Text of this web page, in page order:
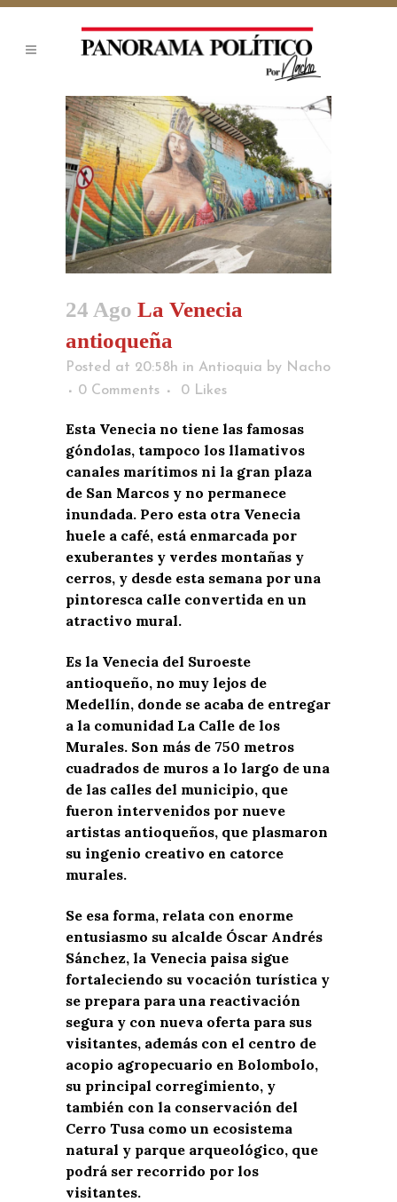
24 Ago La Venecia
antioqueña
Posted at 20:58h in Antioquia by Nacho
0 Comments
0 Likes
Esta Venecia no tiene las famosas
góndolas, tampoco los llamativos
canales marítimos ni la gran plaza
de San Marcos y no permanece
inundada. Pero esta otra Venecia
huele a café, está enmarcada por
exuberantes y verdes montañas y
cerros, y desde esta semana por una
pintoresca calle convertida en un
atractivo mural.
Es la Venecia del Suroeste
antioqueño, no muy lejos de
Medellín, donde se acaba de entregar
a la comunidad La Calle de los
Murales. Son más de 750 metros
cuadrados de muros a lo largo de una
de las calles del municipio, que
fueron intervenidos por nueve
artistas antioqueños, que plasmaron
su ingenio creativo en catorce
murales.
Se esa forma, relata con enorme
entusiasmo su alcalde Óscar Andrés
Sánchez, la Venecia paisa sigue
fortaleciendo su vocación turística y
se prepara para una reactivación
segura y con nueva oferta para sus
visitantes, además con el centro de
acopio agropecuario en Bolombolo,
su principal corregimiento, y
también con la conservación del
Cerro Tusa como un ecosistema
natural y parque arqueológico, que
podrá ser recorrido por los
visitantes.